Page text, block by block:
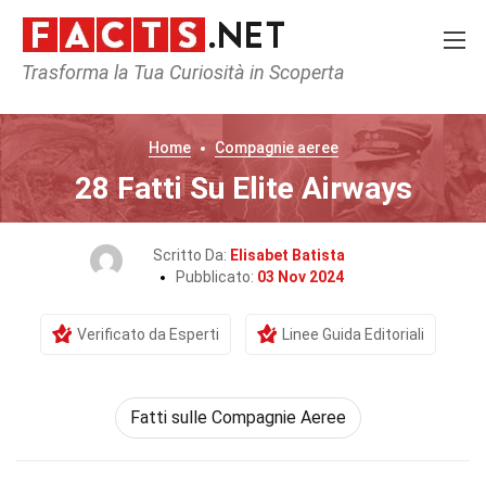
Trasforma la Tua Curiosità in Scoperta
Home Compagnie aeree
28 Fatti Su Elite Airways
Scritto Da: Elisabet Batista
Pubblicato: 03 Nov 2024
Verificato da Esperti Linee Guida Editoriali
Fatti sulle Compagnie Aeree